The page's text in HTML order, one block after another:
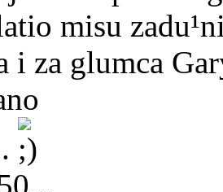
misu
i za glumca